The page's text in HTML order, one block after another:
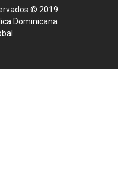
© 2019
Dominicana